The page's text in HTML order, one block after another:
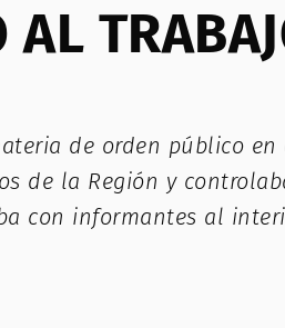
de orden público en
de la Región y
con informantes al